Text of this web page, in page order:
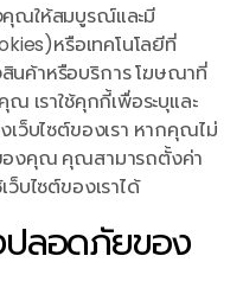
คุณให้สมบูรณ์และมี
หรือเทคโนโลยีที่
นค้าหรือบริการ โฆษณาที่
เราใช้คุกกี้เพื่อระบุและ
เว็บไซต์ของเรา หากคุณไม่
องคุณ คุณสามารถตั้งค่า
ว็บไซต์ของเราได้
ปลอดภัยของ